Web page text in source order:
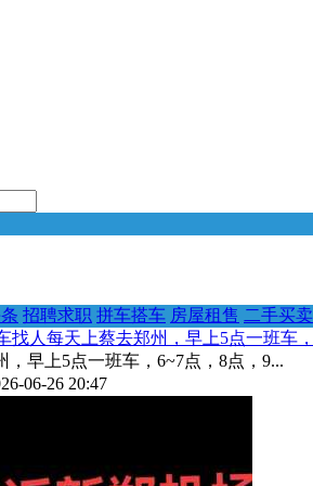
招聘求职 拼车搭车 房屋租售 二手买卖
找人每天上蔡去郑州，早上5点一班车
早上5点一班车，6~7点，8点，9...
06-26 20:47